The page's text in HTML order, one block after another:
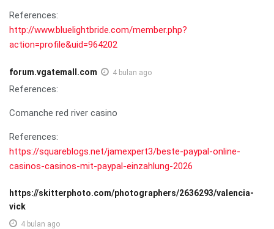
References:
http://www.bluelightbride.com/member.php?
action=profile&uid=964202
forum.vgatemall.com 4 bulan ago
References:
Comanche red river casino
References:
https://squareblogs.net/jamexpert3/beste-paypal-online-
casinos-casinos-mit-paypal-einzahlung-2026
https://skitterphoto.com/photographers/2636293/valencia-
vick
4 bulan ago